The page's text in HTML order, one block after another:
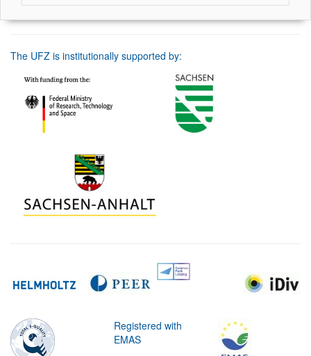
The UFZ is institutionally supported by:
Registered with
EMAS